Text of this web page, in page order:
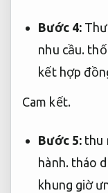
Bước 4:
nhu cầu.
kết hợp
Cam kết.
Bước 5: thu
hành.tháo
khung giờ